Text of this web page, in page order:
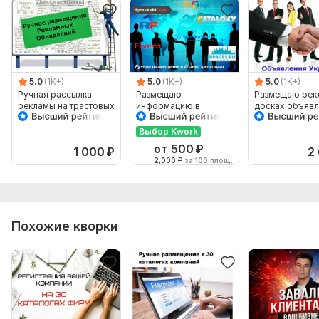
е-майл
Расписание работы.
УНП
Ключевые слова.
Логотип.
Объем услуги в кворке: 55 площадок
5.0 (1K+)
Ручная рассылка
рекламы на трастовых
досках объявлений 55
1 000 ₽
5.0 (1K+)
Размещаю
информацию в
справочники-каталоги
организаций
Выбор Kwork
от 500 ₽
2,000 ₽ за 100 площ.
5.0 (1K+)
Размещаю
досках
Украины
2
Похожие кворки